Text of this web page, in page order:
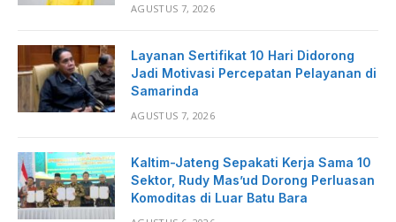
AGUSTUS 7, 2026
Layanan Sertifikat 10 Hari Didorong
Jadi Motivasi Percepatan Pelayanan di
Samarinda
AGUSTUS 7, 2026
Kaltim-Jateng Sepakati Kerja Sama 10
Sektor, Rudy Mas’ud Dorong Perluasan
Komoditas di Luar Batu Bara